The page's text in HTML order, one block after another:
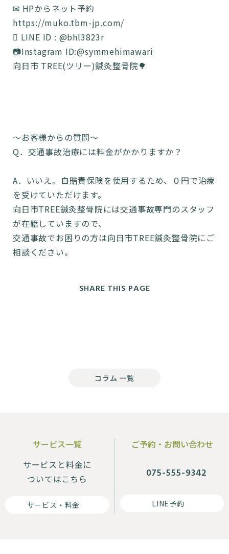
✉ HPからネット予約
https://muko.tbm-jp.com/
 LINE ID : @bhl3823r
📷Instagram ID:@symmehimawari
向日市 TREE(ツリー)鍼灸整骨院🌳
〜お客様からの質問〜
Q．交通事故治療には料金がかかりますか？
A．いいえ。自賠責保険を使用するため、０円で治療
を受けていただけます。
向日市TREE鍼灸整骨院には交通事故専門のスタッフ
が在籍していますので、
交通事故でお困りの方は向日市TREE鍼灸整骨院にご
相談ください。
SHARE THIS PAGE
コラム 一覧
サービス一覧
サービスと料金に
ついてはこちら
サービス・料金
ご予約・お問い合わせ
075-555-9342
LINE予約